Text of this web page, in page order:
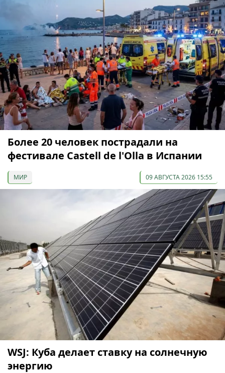
Более 20 человек пострадали на
фестивале Castell de l'Olla в Испании
МИР 09 АВГУСТА 2026 15:55
WSJ: Куба делает ставку на солнечную
энергию